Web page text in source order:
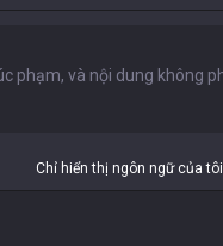
Chỉ hiển thị ngôn ngữ của tôi